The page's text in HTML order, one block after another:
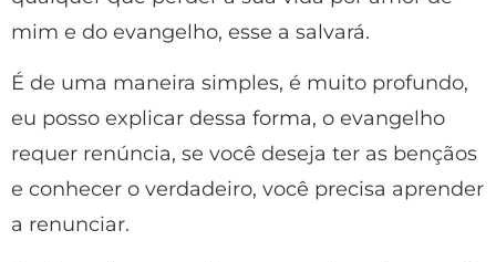
mim e do evangelho, esse a salvará.
É de uma maneira simples, é muito profundo,
eu posso explicar dessa forma, o evangelho
requer renúncia, se você deseja ter as bençãos
e conhecer o verdadeiro, você precisa aprender
a renunciar.